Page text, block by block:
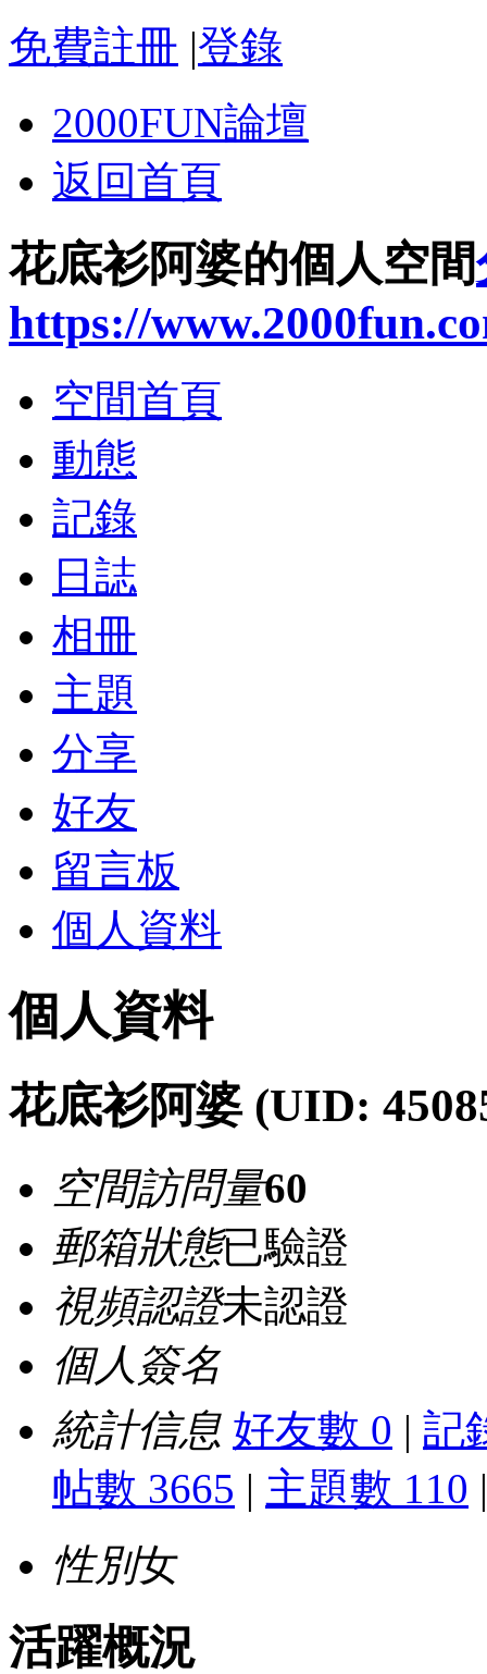
免費註冊 |登錄
2000FUN論壇
返回首頁
花底衫阿婆的個人空間
https://
空間首頁
動態
記錄
日誌
相冊
主題
分享
好友
留言板
個人資料
個人資料
花底衫阿婆 (UID:
空間訪問量60
郵箱狀態已驗證
視頻認證未認證
個人簽名
統計信息 好友數 0 | 記
帖數 3665 | 主題數 110 |
性別女
活躍概況